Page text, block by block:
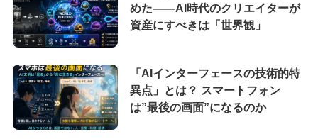
めた――AI時代のクリエイターが
資産にすべきは「世界観」
「AIインターフェースの技術的特
異点」とは？ スマートフォン
は”最後の画面”になるのか